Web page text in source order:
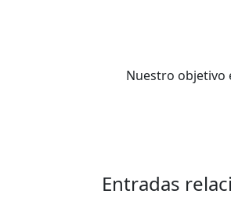
Nuestro objetivo
Entradas